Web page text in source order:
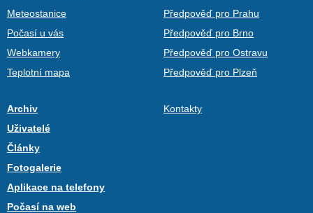
Meteostanice
Počasí u vás
Webkamery
Teplotní mapa
Předpověď pro Prahu
Předpověď pro Brno
Předpověď pro Ostravu
Předpověď pro Plzeň
Archiv
Uživatelé
Články
Fotogalerie
Aplikace na telefony
Počasí na web
Kontakty